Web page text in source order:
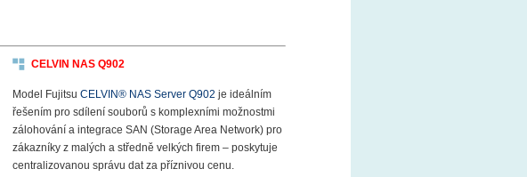
CELVIN NAS Q902
Model Fujitsu CELVIN® NAS Server Q902 je ideálním
řešením pro sdílení souborů s komplexními možnostmi
zálohování a integrace SAN (Storage Area Network) pro
zákazníky z malých a středně velkých firem – poskytuje
centralizovanou správu dat za příznivou cenu.